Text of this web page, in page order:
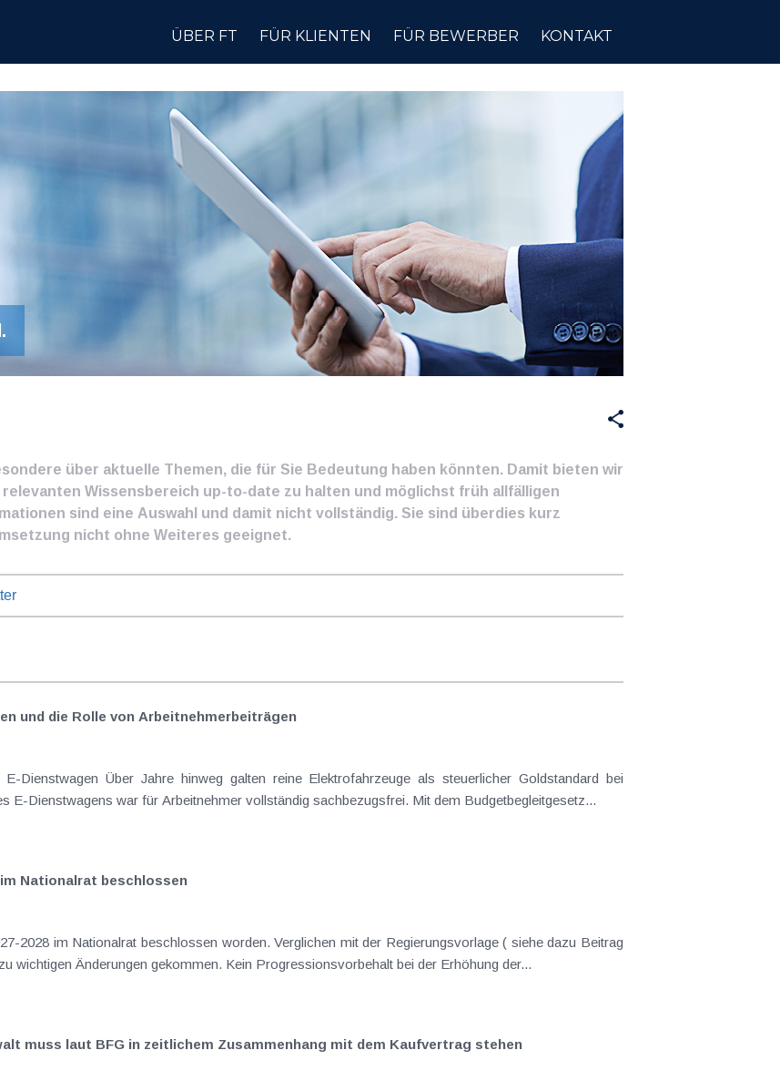
ÜBER FT FÜR KLIENTEN FÜR BEWERBER KONTAKT
über aktuelle Themen, die für Sie Bedeutung haben könnten. Damit bieten wir
relevanten Wissensbereich up-to-date zu halten und möglichst früh allfälligen
sind eine Auswahl und damit nicht vollständig. Sie sind überdies kurz
nicht ohne Weiteres geeignet.
und die Rolle von Arbeitnehmer​­beiträgen
als steuerlicher Goldstandard bei
E-Dienstwagens war für Arbeitnehmer vollständig sachbezugsfrei. Mit dem Budgetbegleitgesetz...
Nationalrat beschlossen
2028 im Nationalrat beschlossen worden. Verglichen mit der Regierungsvorlage ( siehe dazu Beitrag
aus dem Juli 2026 ) ist es dabei vereinzelt noch zu wichtigen Änderungen gekommen. Kein Progressionsvorbehalt bei der Erhöhung der...
muss laut BFG in zeitlichem Zusammenhang mit dem Kaufvertrag stehen